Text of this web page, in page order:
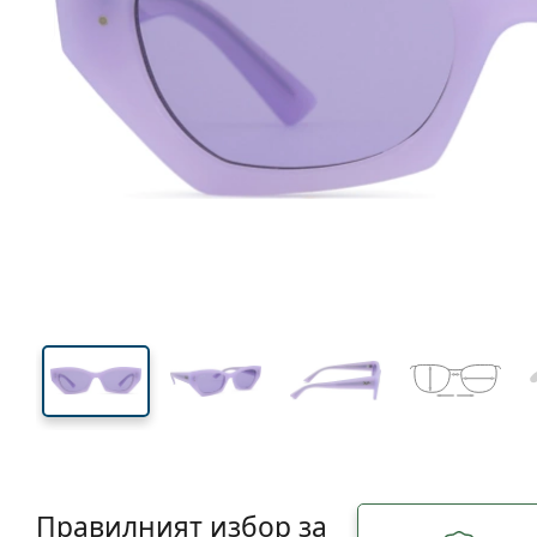
Ширина
35 mm
Височина на стъклото
52 mm
Ширина на стъклото
Ширина
на
Правилният избор за